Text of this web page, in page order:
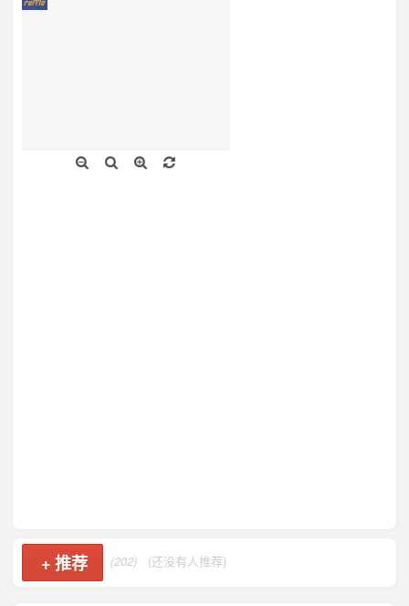
+推荐 (202) (还没有人推荐)